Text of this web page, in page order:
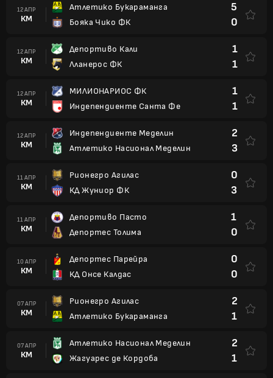
12 АПР
КМ
Атлетико Букараманга
Бояка Чико ФК
5
0
12 АПР
КМ
Депортиво Кали
Лланерос ФК
1
1
12 АПР
КМ
МИЛИОНАРИОС ФК
Индепендиенте Санта Фе
1
1
12 АПР
КМ
Индепендиенте Меделин
Атлетико Насионал Меделин
2
3
11 АПР
КМ
Рионегро Агилас
КД Жуниор ФК
0
3
11 АПР
КМ
Депортиво Пасто
Депортес Толима
1
0
10 АПР
КМ
Депортес Парейра
КД Онсе Калдас
0
0
07 АПР
КМ
Рионегро Агилас
Атлетико Букараманга
2
1
07 АПР
КМ
Атлетико Насионал Меделин
Жагуарес де Кордоба
2
1